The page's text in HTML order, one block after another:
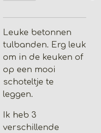
Leuke betonnen
tulbanden. Erg leuk
om in de keuken of
op een mooi
schoteltje te
leggen.
Ik heb 3
verschillende